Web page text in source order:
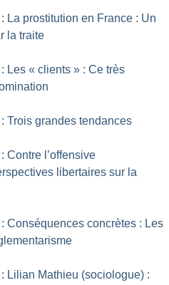
La prostitution en France : Un
la traite
Les « clients » : Ce très
Trois grandes tendances
Contre l’offensive
libertaires sur la
Conséquences concrètes : Les
Lilian Mathieu (sociologue) :